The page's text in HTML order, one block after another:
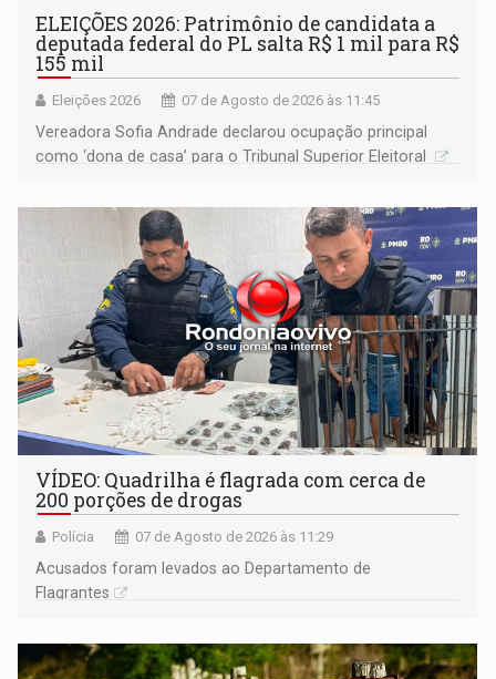
ELEIÇÕES 2026: Patrimônio de candidata a
deputada federal do PL salta R$ 1 mil para R$
155 mil
Eleições 2026 07 de Agosto de 2026 às 11:45
Vereadora Sofia Andrade declarou ocupação principal
como ‘dona de casa’ para o Tribunal Superior Eleitoral
VÍDEO: Quadrilha é flagrada com cerca de
200 porções de drogas
Polícia 07 de Agosto de 2026 às 11:29
Acusados foram levados ao Departamento de
Flagrantes